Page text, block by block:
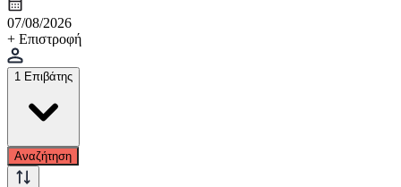
07/08/2026
+ Επιστροφή
1 Επιβάτης
Αναζήτηση